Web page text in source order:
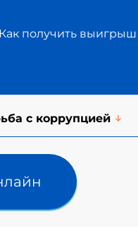
Как получить выигрыш
с коррупцией